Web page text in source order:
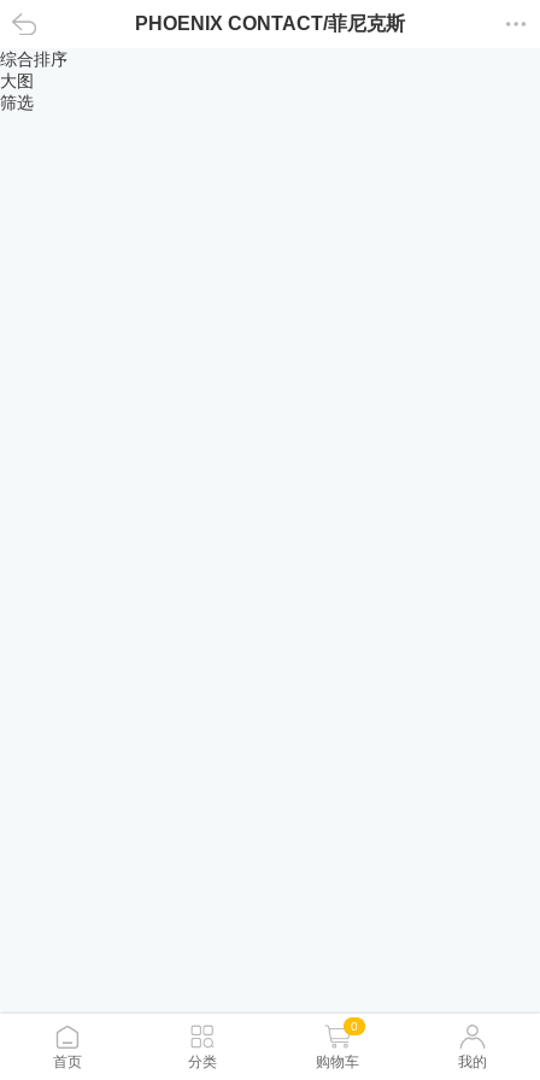
返回 PHOENIX CONTACT/菲尼克斯
综合排序
大图
筛选
首页 分类
0
购物车 我的